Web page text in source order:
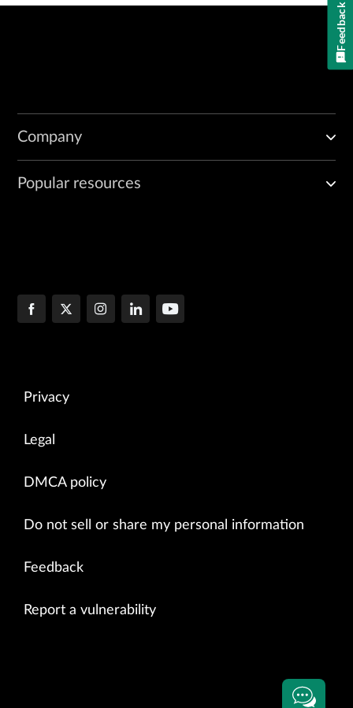
Company
Popular resources
Privacy
Legal
DMCA policy
Do not sell or share my personal information
Feedback
Report a vulnerability
Feedback